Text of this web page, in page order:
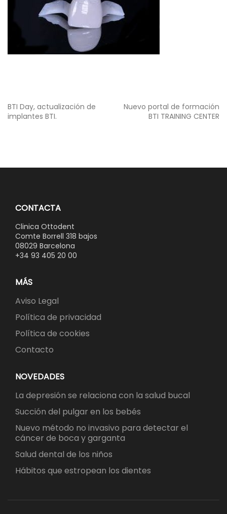
Navegación
de
entradas
BTI Day, actualización de
implantes BTI.
Nuevo portal de formación
BTI TRAINING CENTER
CONTACTA
Clinica Ottodent
Comte Borrell 318 bajos
08029 Barcelona
+34 93 405 20 00
MÁS
Aviso Legal
Política de privacidad
Política de cookies
Contacto
NOVEDADES
La depresión se relaciona con la salud bucal
Succión del pulgar en los bebés
Nuevo método no invasivo para detectar el
cáncer de boca y garganta
Salud dental de los niños
Hábitos que estropean los dientes